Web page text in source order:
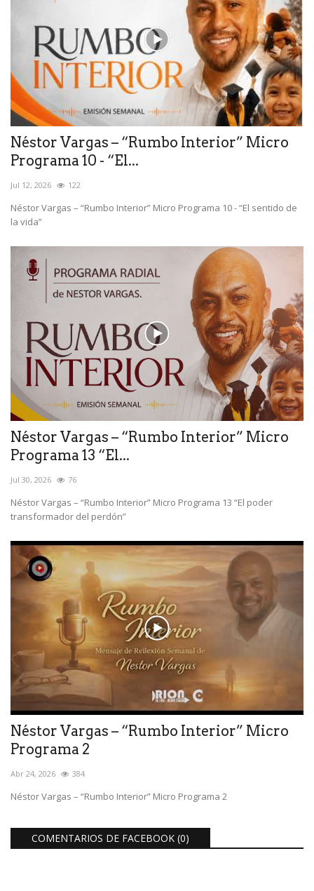
Néstor Vargas – “Rumbo Interior” Micro
Programa 10 - “El...
Jul 12, 2026 122
Néstor Vargas – “Rumbo Interior” Micro Programa 10 - “El sentido de
la vida”
Néstor Vargas – “Rumbo Interior” Micro
Programa 13 “El...
Jul 30, 2026 76
Néstor Vargas – “Rumbo Interior” Micro Programa 13 “El poder
transformador del perdón”
Néstor Vargas – “Rumbo Interior” Micro
Programa 2
Abr 24, 2026 384
Néstor Vargas – “Rumbo Interior” Micro Programa 2
COMENTARIOS DE FACEBOOK (0)